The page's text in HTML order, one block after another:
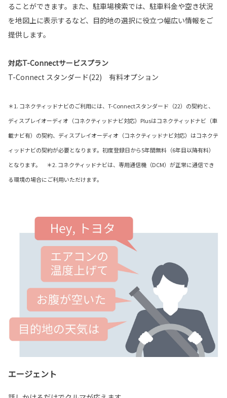
ることができます。また、駐車場検索では、駐車料金や空き状況
を地図上に表示するなど、目的地の選択に役立つ幅広い情報をご
提供します。
対応T-Connectサービスプラン
T-Connect スタンダード(22) 有料オプション
＊1. コネクティッドナビのご利用には、T-Connectスタンダード（22）の契約と、
ディスプレイオーディオ（コネクティッドナビ対応）Plusはコネクティッドナビ（車
載ナビ有）の契約、ディスプレイオーディオ（コネクティッドナビ対応）はコネクテ
ィッドナビの契約が必要となります。初度登録日から5年間無料（6年目以降有料）
となります。 ＊2. コネクティッドナビは、専用通信機（DCM）が正常に通信でき
る環境の場合にご利用いただけます。
エージェント